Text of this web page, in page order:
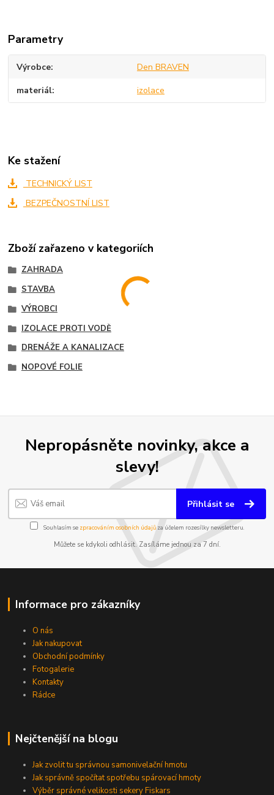
Parametry
Výrobce Den BRAVEN
materiál izolace
Ke stažení
TECHNICKÝ LIST
BEZPEČNOSTNÍ LIST
Zboží zařazeno v kategoriích
ZAHRADA
STAVBA
VÝROBCI
IZOLACE PROTI VODĚ
DRENÁŽE A KANALIZACE
NOPOVÉ FOLIE
Nepropásněte novinky, akce a
slevy!
Přihlásit se
Souhlasím se zpracováním osobních údajůza účelem rozesílky newsletteru.
Můžete se kdykoli odhlásit. Zasíláme jednou za 7 dní.
Informace pro zákazníky
O nás
Jak nakupovat
Obchodní podmínky
Fotogalerie
Kontakty
Rádce
Nejčtenější na blogu
Jak zvolit tu správnou samonivelační hmotu
Jak správně spočítat spotřebu spárovací hmoty
Výběr správné velikosti sekery Fiskars